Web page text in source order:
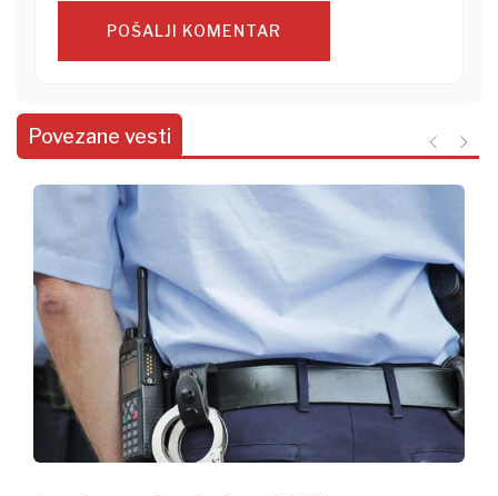
POŠALJI KOMENTAR
Povezane vesti